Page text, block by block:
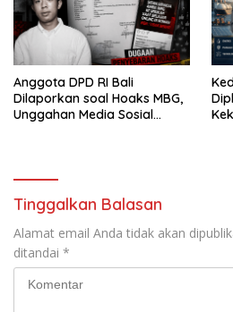
Anggota DPD RI Bali
Dilaporkan soal Hoaks MBG,
Unggahan Media Sosial
Tinggalkan Balasan
Alamat email Anda tidak akan
ditandai *